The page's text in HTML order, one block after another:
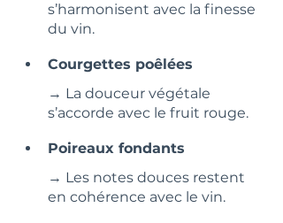
s’harmonisent avec la finesse
du vin.
Courgettes poêlées
→ La douceur végétale
s’accorde avec le fruit rouge.
Poireaux fondants
→ Les notes douces restent
en cohérence avec le vin.